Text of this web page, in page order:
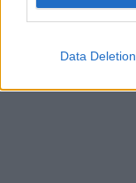
Data Deletion